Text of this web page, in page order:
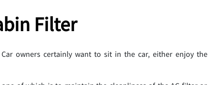
Filter
owners certainly want to sit in the car, either enjoy the